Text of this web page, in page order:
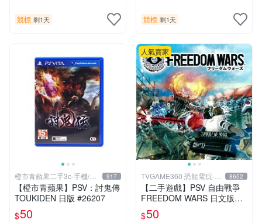
競標 剩1天 競標 剩1天
橙市青蘋果二手3c-手機/相
機
917
【橙市青蘋果】PSV：討鬼傳
TOUKIDEN 日版 #26207
$50
人氣賣家
TVGAME360 恐龍電玩-台
中店
8652
【二手遊戲】PSV 自由戰爭
FREEDOM WARS 日文版
【台中恐龍電玩】
$50